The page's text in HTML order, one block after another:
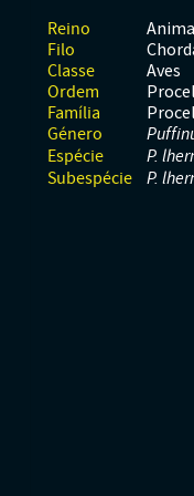
Reino
Filo
Classe
Aves
Ordem
Família
Género
Espécie P.
Subespécie P.